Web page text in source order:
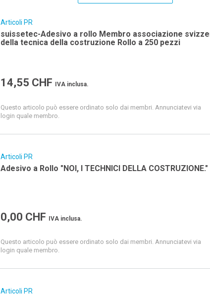
Articoli PR
suissetec-Adesivo a rollo Membro associazione svizzera e del Liechtenstein
della tecnica della costruzione Rollo a 250 pezzi
14,55 CHF IVA inclusa.
Questo articolo può essere ordinato solo dai membri. Annunciatevi via
login quale membro.
Articoli PR
0,00 CHF IVA inclusa.
Questo articolo può essere ordinato solo dai membri. Annunciatevi via
login quale membro.
Articoli PR